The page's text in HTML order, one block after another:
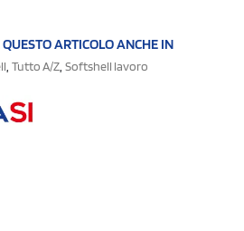
ARTICOLO ANCHE IN
, Tutto A/Z, Softshell lavoro